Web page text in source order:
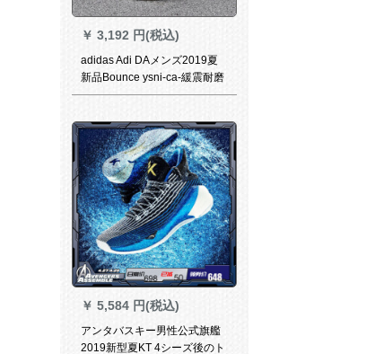
￥ 3,192 円(税込)
adidas Adi DAメンズ2019夏
新品Bounce ysni-ca-緩震耐磨
実戦高帮战靴场上バスケツ-ル
荐款41
￥ 5,584 円(税込)
アンタバスキー男性公式旗艦
2019新型夏KT 4シーズ後のト